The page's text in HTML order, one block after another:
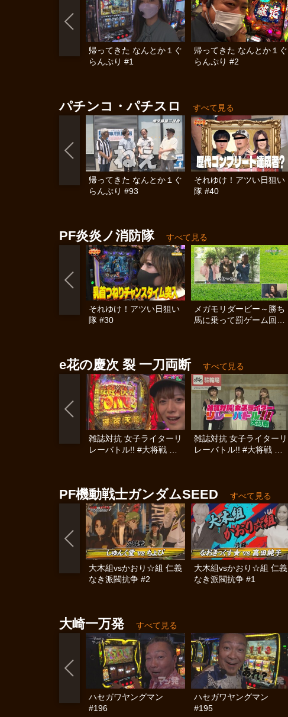
帰ってきた なんとか１ぐ
らんぷり #1
帰ってきた なんとか１ぐ
らんぷり #2
パチンコ・パチスロ すべて見る
帰ってきた なんとか１ぐ
らんぷり #93
それゆけ！アツい日狙い
隊 #40
PF炎炎ノ消防隊 すべて見る
それゆけ！アツい日狙い
隊 #30
メガモリダービー～勝ち
馬に乗って罰ゲーム回避
e花の慶次 裂 一刀両断 すべて見る
雑誌対抗 女子ライターリ
レーバトル!! #大将戦 後
雑誌対抗 女子ライターリ
レーバトル!! #大将戦 前
PF機動戦士ガンダムSEED すべて見る
大木組vsかおり☆組 仁義
なき派閥抗争 #2
大木組vsかおり☆組 仁義
なき派閥抗争 #1
大崎一万発 すべて見る
ハセガワヤングマン
#196
ハセガワヤングマン
#195